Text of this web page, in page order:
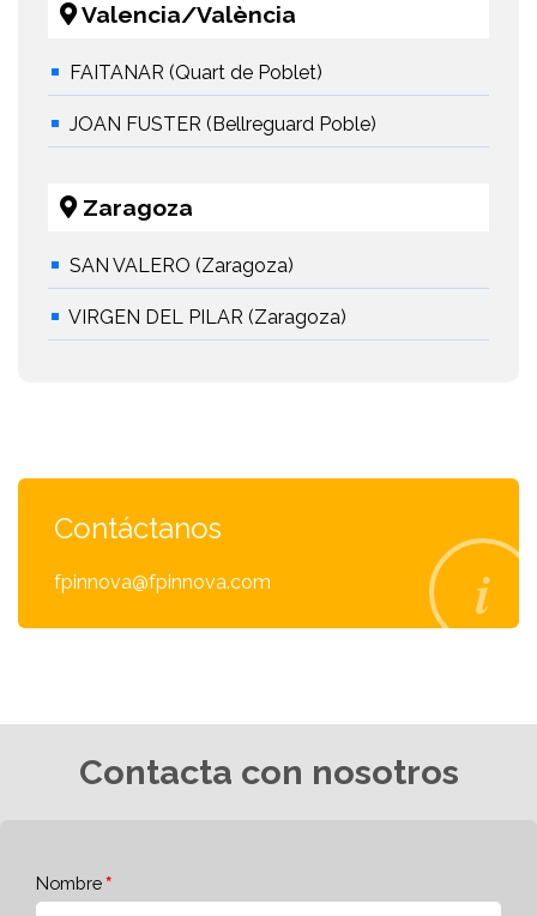
Valencia/València
FAITANAR (Quart de Poblet)
JOAN FUSTER (Bellreguard Poble)
Zaragoza
SAN VALERO (Zaragoza)
VIRGEN DEL PILAR (Zaragoza)
Contáctanos
fpinnova@fpinnova.com
Contacta con nosotros
Nombre